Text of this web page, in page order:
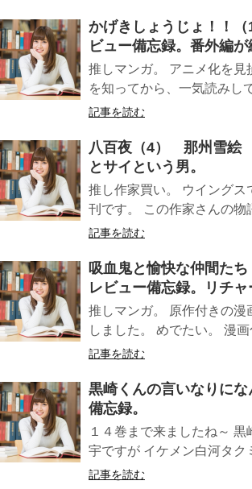
かげきしょうじょ！！
ビュー備忘録。番外編が
推しマンガ。 アニメ化を
を知ってから、一気読みし
記事を読む
八百夜（4） 那州雪絵
とサイという男。
推し作家買い。 ウイング
刊です。 この作家さんの物
記事を読む
吸血鬼と愉快な仲間た
レビュー備忘録。リチ
推しマンガ。 原作付きの
しました。 めでたい。 漫
記事を読む
黒崎くんの言いなりに
備忘録。
１４巻まで来ましたね～
宇ですが イケメン白河タク
記事を読む